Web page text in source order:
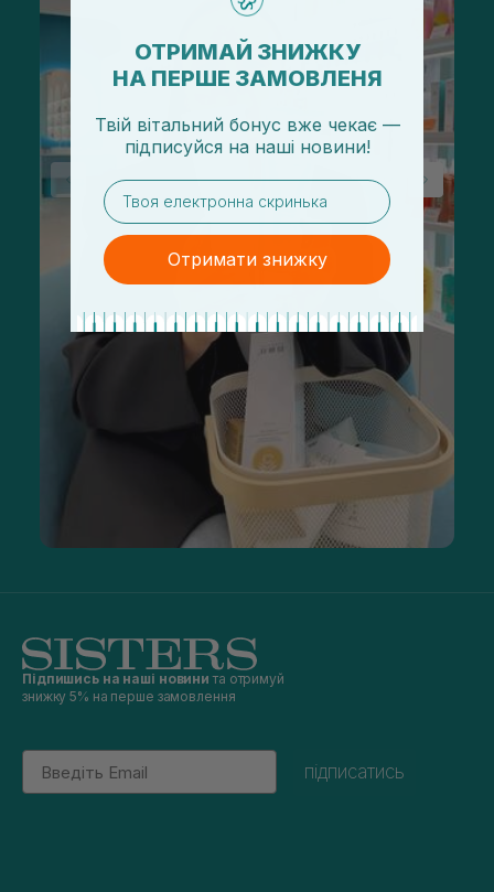
Підпишись на наші новини та отримуй
знижку 5% на перше замовлення
Email
підписатись
ОТРИМАЙ ЗНИЖКУ
НА ПЕРШЕ ЗАМОВЛЕНЯ
Твій вітальний бонус вже чекає —
підписуйся на наші новини!
email
Отримати знижку